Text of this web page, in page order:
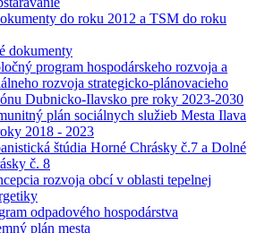
do roku 2012 a TSM do roku
dokumenty
program hospodárskeho rozvoja a
rozvoja strategicko-plánovacieho
Dubnicko-Ilavsko pre roky 2023-2030
plán sociálnych služieb Mesta Ilava
2018 - 2023
štúdia Horné Chrásky č.7 a Dolné
č. 8
rozvoja obcí v oblasti tepelnej
odpadového hospodárstva
plán mesta